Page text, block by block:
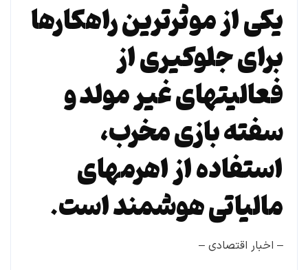
یکی از موثرترین راهکارها
برای جلوکیری از
فعالیتهای غیر مولد و
سفته بازی مخرب،
استفاده از اهرمهای
مالیاتی هوشمند است.
– اخبار اقتصادی –